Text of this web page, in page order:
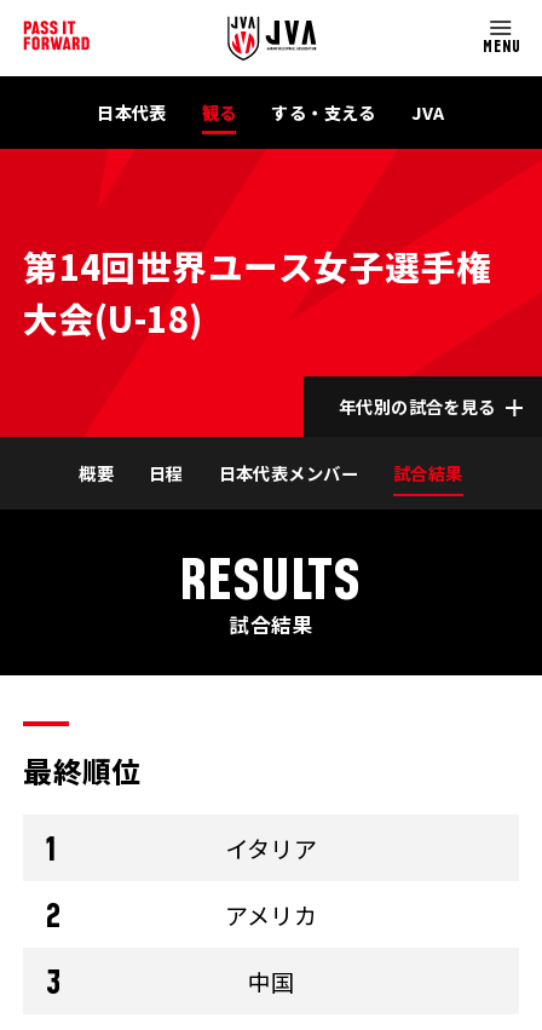
MENU
日本代表 観る する・支える JVA
第14回世界ユース女子選手権
大会(U-18)
年代別の試合を見る
概要 日程 日本代表メンバー 試合結果
RESULTS
試合結果
最終順位
イタリア
アメリカ
中国